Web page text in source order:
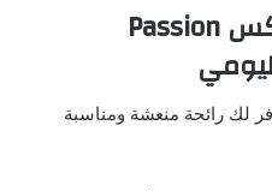
– رائحة عطر يوني سكس Passion
لك رائحة منعشة ومناسبة